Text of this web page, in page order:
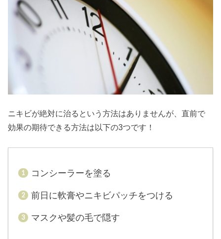
ニキビが絶対に治るという方法はありませんが、直前で
効果の期待できる方法は以下の3つです！
コンシーラーを塗る
前日に軟膏やニキビパッチをつける
マスクや髪の毛で隠す